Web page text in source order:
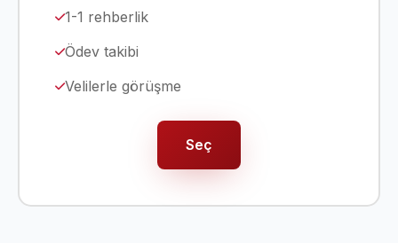
1-1 rehberlik
Ödev takibi
Velilerle görüşme
Seç